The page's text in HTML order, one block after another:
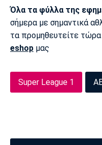
Ίντερ
Μπορούσια
Ντόρτμουντ
Μονακό
Όλα τα φύλλα της
σήμερα με σημαντικά
τα προμηθευτείτε
eshop μας
Super League 1